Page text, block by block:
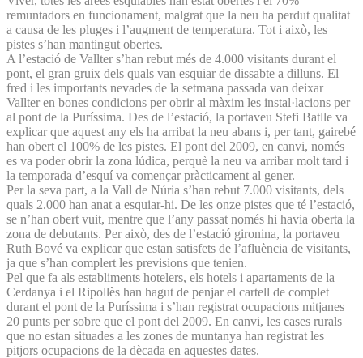
remuntadors en funcionament, malgrat que la neu ha perdut qualitat
a causa de les pluges i l’augment de temperatura. Tot i això, les
pistes s’han mantingut obertes.
A l’estació de Vallter s’han rebut més de 4.000 visitants durant el
pont, el gran gruix dels quals van esquiar de dissabte a dilluns. El
fred i les importants nevades de la setmana passada van deixar
Vallter en bones condicions per obrir al màxim les instal·lacions per
al pont de la Puríssima. Des de l’estació, la portaveu Stefi Batlle va
explicar que aquest any els ha arribat la neu abans i, per tant, gairebé
han obert el 100% de les pistes. El pont del 2009, en canvi, només
es va poder obrir la zona lúdica, perquè la neu va arribar molt tard i
la temporada d’esquí va començar pràcticament al gener.
Per la seva part, a la Vall de Núria s’han rebut 7.000 visitants, dels
quals 2.000 han anat a esquiar-hi. De les onze pistes que té l’estació,
se n’han obert vuit, mentre que l’any passat només hi havia oberta la
zona de debutants. Per això, des de l’estació gironina, la portaveu
Ruth Bové va explicar que estan satisfets de l’afluència de visitants,
ja que s’han complert les previsions que tenien.
Pel que fa als establiments hotelers, els hotels i apartaments de la
Cerdanya i el Ripollès han hagut de penjar el cartell de complet
durant el pont de la Puríssima i s’han registrat ocupacions mitjanes
20 punts per sobre que el pont del 2009. En canvi, les cases rurals
que no estan situades a les zones de muntanya han registrat les
pitjors ocupacions de la dècada en aquestes dates.